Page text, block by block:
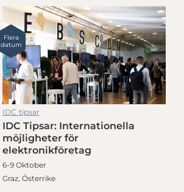
Flera
datum
IDC tipsar
IDC Tipsar: Internationella
möjligheter för
elektronikföretag
6-9 Oktober
Graz, Österrike